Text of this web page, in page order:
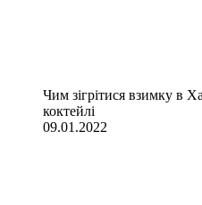
Чим зігрітися взимку в
коктейлі
09.01.2022